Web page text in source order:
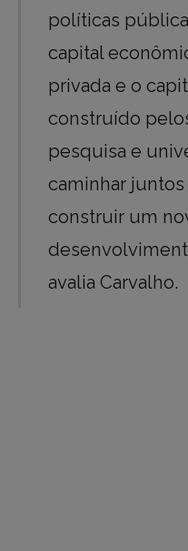
políticas
capital
privada e o
construído
pesquisa e
caminhar
construir um
avalia Carvalho.